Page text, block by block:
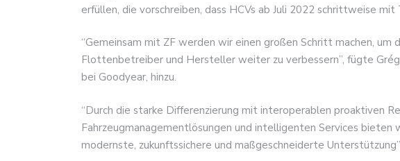
erfüllen, die vorschreiben, dass HCVs ab Juli 2022 schrittweise
“Gemeinsam mit ZF werden wir einen großen Schritt machen, um
Flottenbetreiber und Hersteller weiter zu verbessern”, fügte
bei Goodyear, hinzu.
“Durch die starke Differenzierung mit interoperablen proaktiven
Fahrzeugmanagementlösungen und intelligenten Services bieten
modernste, zukunftssichere und maßgeschneiderte